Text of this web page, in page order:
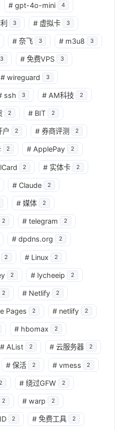
# gpt-4o-mini 4
3 # 虚拟卡 3
# 奈飞 3 # m3u8 3
3 # 免费VPS 3
# wireguard 3
ssh 3 # AM科技 2
2 # BIT 2
户 2 # 券商评测 2
2 # ApplePay 2
2 # 实体卡 2
# Claude 2
# 媒体 2
2 # telegram 2
# dpdns.org 2
2 # Linux 2
2 # lycheeip 2
2 # Netlify 2
Pages 2 # netlify 2
# hbomax 2
# AList 2 # 云服务器 2
# 保活 2 # vmess 2
# 绕过GFW 2
2 # warp 2
2 # 免费工具 2